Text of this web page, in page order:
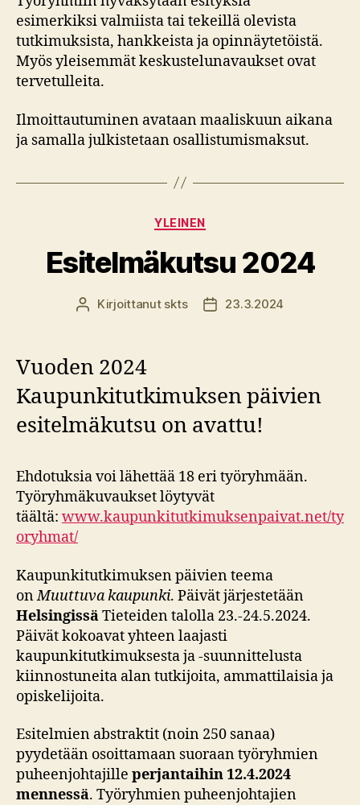
esimerkiksi valmiista tai tekeillä olevista
tutkimuksista, hankkeista ja opinnäytetöistä.
Myös yleisemmät keskustelunavaukset ovat
tervetulleita.
Ilmoittautuminen avataan maaliskuun aikana
ja samalla julkistetaan osallistumismaksut.
Kategoriat
YLEINEN
Esitelmäkutsu 2024
Kirjoittaja
Kirjoittanut skts Julkaisupäivämäärä
23.3.2024
Vuoden 2024
Kaupunkitutkimuksen päivien
esitelmäkutsu on avattu!
Ehdotuksia voi lähettää 18 eri työryhmään.
Työryhmäkuvaukset löytyvät
täältä: www.kaupunkitutkimuksenpaivat.net/ty
oryhmat/
Kaupunkitutkimuksen päivien teema
onMuuttuva kaupunki. Päivät järjestetään
HelsingissäTieteiden talolla 23.-24.5.2024.
Päivät kokoavat yhteen laajasti
kaupunkitutkimuksesta ja -suunnittelusta
kiinnostuneita alan tutkijoita, ammattilaisia ja
opiskelijoita.
Esitelmien abstraktit (noin 250 sanaa)
pyydetään osoittamaan suoraan työryhmien
puheenjohtajille perjantaihin 12.4.2024
mennessä. Työryhmien puheenjohtajien